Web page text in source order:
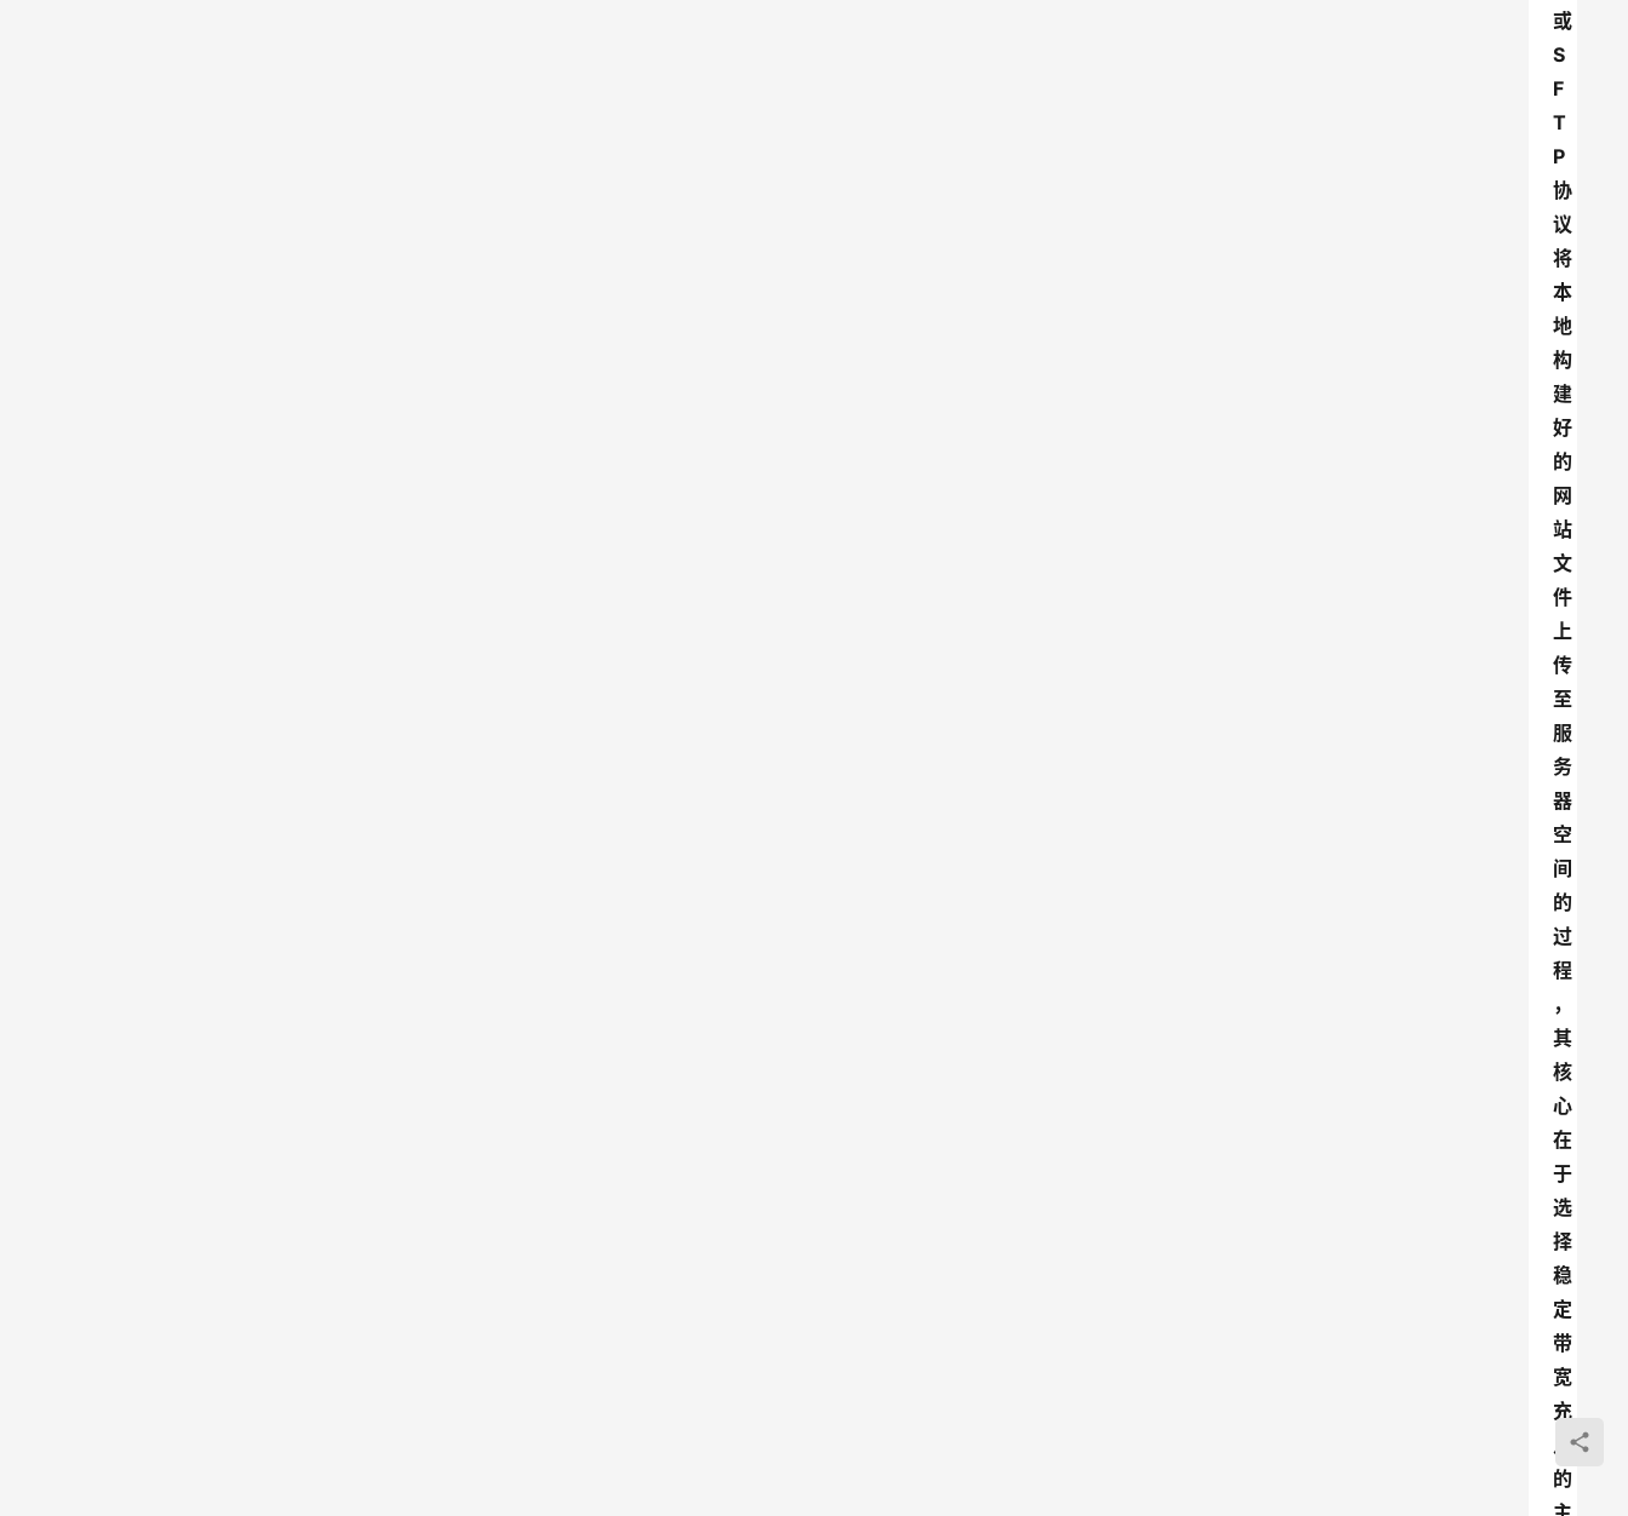
或
S
F
T
P
协
议
将
本
地
构
建
好
的
网
站
文
件
上
传
至
服
务
器
空
间
的
过
程
，
其
核
心
在
于
选
择
稳
定
带
宽
充
足
的